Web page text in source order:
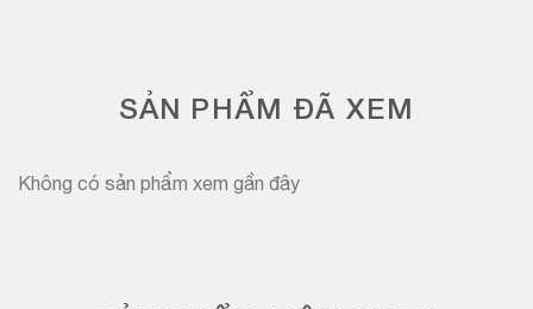
SẢN PHẨM ĐÃ XEM
Không có sản phẩm xem gần đây